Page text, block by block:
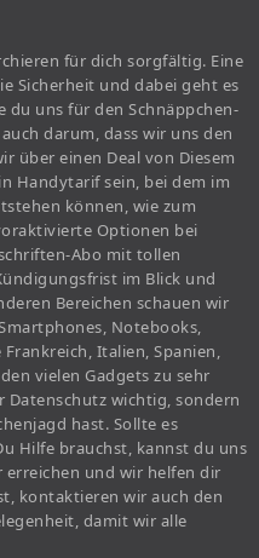
für dich sorgfältig. Eine
Sicherheit und dabei geht es
du uns für den Schnäppchen-
darum, dass wir uns den
über einen Deal von Diesem
Handytarif sein, bei dem im
können, wie zum
Optionen bei
Abo mit tollen
im Blick und
Bereichen schauen wir
Notebooks,
Italien, Spanien,
vielen Gadgets zu sehr
wichtig, sondern
hast. Sollte es
Hilfe brauchst, kannst du uns
und wir helfen dir
kontaktieren wir auch den
damit wir alle